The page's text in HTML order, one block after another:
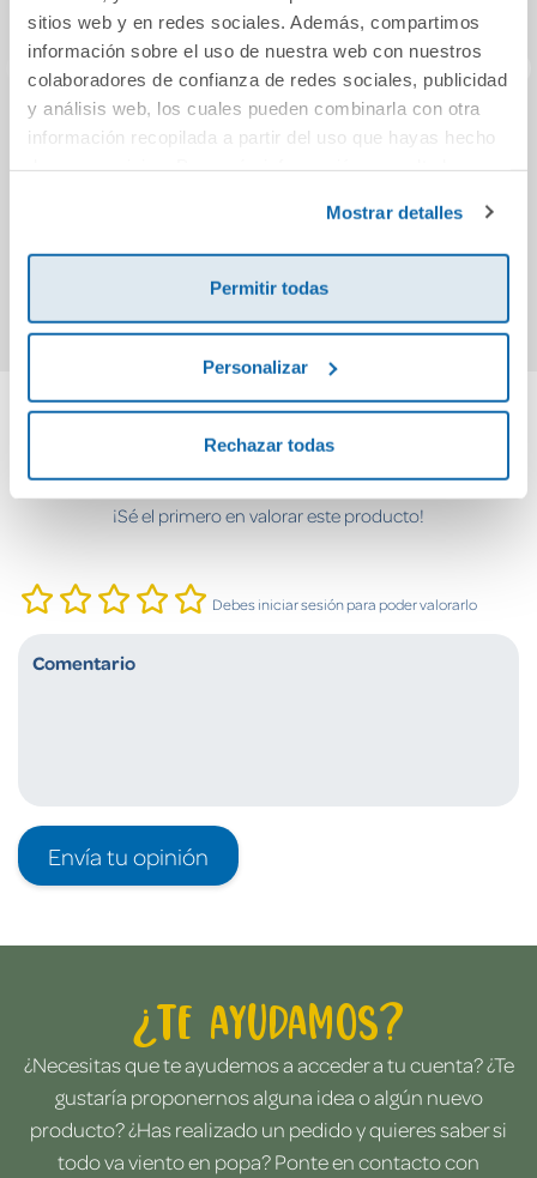
sitios web y en redes sociales. Además, compartimos
información sobre el uso de nuestra web con nuestros
colaboradores de confianza de redes sociales, publicidad
y análisis web, los cuales pueden combinarla con otra
información recopilada a partir del uso que hayas hecho
Mostrar detalles
Permitir todas
Personalizar
Rechazar todas
Culpa tuya
Donde fuimos
11,95€
Comprar
Cuéntanos tu opinión
¡Sé el primero en valorar este producto!
Debes iniciar sesión para poder valorarlo
Envía tu opinión
¿Te ayudamos?
¿Necesitas que te ayudemos a acceder a tu cuenta? ¿Te
gustaría proponernos alguna idea o algún nuevo
producto? ¿Has realizado un pedido y quieres saber si
todo va viento en popa? Ponte en contacto con